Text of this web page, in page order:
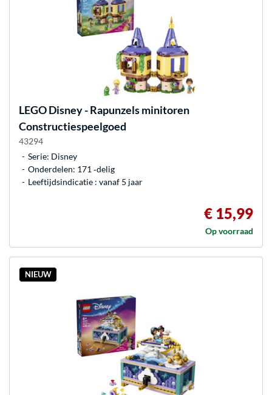
LEGODisney - Rapunzels minitoren
Constructiespeelgoed
43294
Serie: Disney
Onderdelen: 171 ‐delig
Leeftijdsindicatie : vanaf 5 jaar
€ 15,99
Op voorraad
NIEUW